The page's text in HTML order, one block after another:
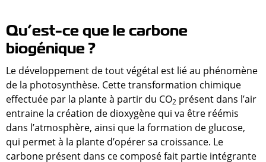
Qu’est-ce que le carbone
biogénique ?
Le développement de tout végétal est lié au phénomène
de la photosynthèse. Cette transformation chimique
effectuée par la plante à partir du CO2 présent dans l’air
entraine la création de dioxygène qui va être réémis
dans l’atmosphère, ainsi que la formation de glucose,
qui permet à la plante d’opérer sa croissance. Le
carbone présent dans ce composé fait partie intégrante